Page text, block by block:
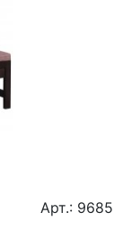
Арт.: 9685